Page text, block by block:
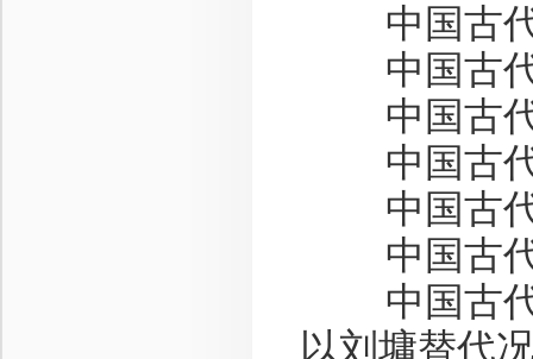
中国古代
中国古代
中国古代
中国古代
中国古代
中国古代
中国古代
以刘墉替代